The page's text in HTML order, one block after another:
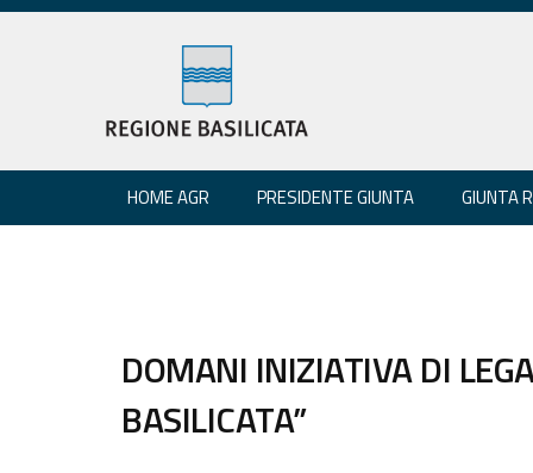
HOME AGR PRESIDENTE GIUNTA GIUNTA
DOMANI INIZIATIVA DI
BASILICATA”